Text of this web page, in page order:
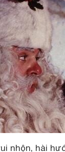
nhộn, hài